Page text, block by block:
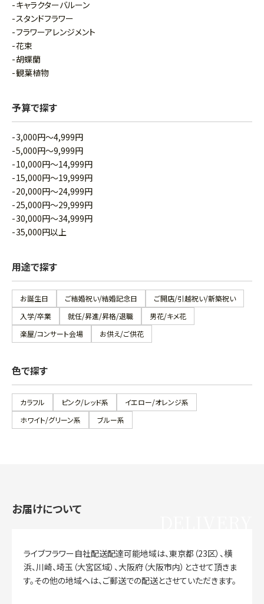
キャラクターバルーン
スタンドフラワー
フラワーアレンジメント
花束
胡蝶蘭
観葉植物
予算で探す
3,000円～4,999円
5,000円～9,999円
10,000円～14,999円
15,000円～19,999円
20,000円～24,999円
25,000円～29,999円
30,000円～34,999円
35,000円以上
用途で探す
お誕生日 ご結婚祝い/結婚記念日
ご開店/引越祝い/新築祝い
入学/卒業
就任/昇進/昇格/退職
男花/キメ花
楽屋/コンサート会場
お供え/ご供花
色で探す
カラフル ピンク/レッド系
イエロー/オレンジ系
ホワイト/グリーン系
ブルー系
お届けについて
ライブフラワー自社配送配達可能地域は、東京都（23区）、横
浜、川崎、埼玉（大宮区域）、大阪府（大阪市内）とさせて頂きま
す。その他の地域へは、ご郵送での配送とさせていただきます。